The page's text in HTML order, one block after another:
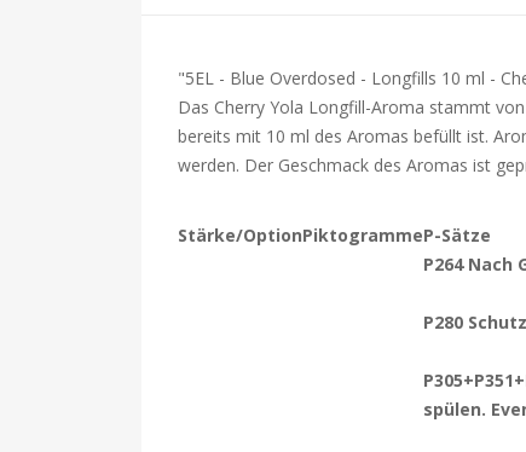
"5EL - Blue Overdosed - Longfills 10 ml -
Das Cherry Yola Longfill-Aroma stammt
bereits mit 10 ml des Aromas befüllt ist.
werden. Der Geschmack des Aromas ist
Stärke/OptionPiktogrammeP-Sätze
P264 Nach
P280
spülen.